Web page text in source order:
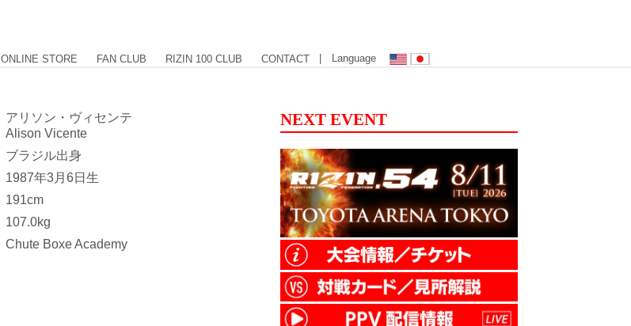
ONLINE STORE FAN CLUB RIZIN 100 CLUB CONTACT | Language
アリソン・ヴィセンテ
Alison Vicente
ブラジル出身
1987年3月6日生
191cm
107.0kg
Chute Boxe Academy
NEXT EVENT